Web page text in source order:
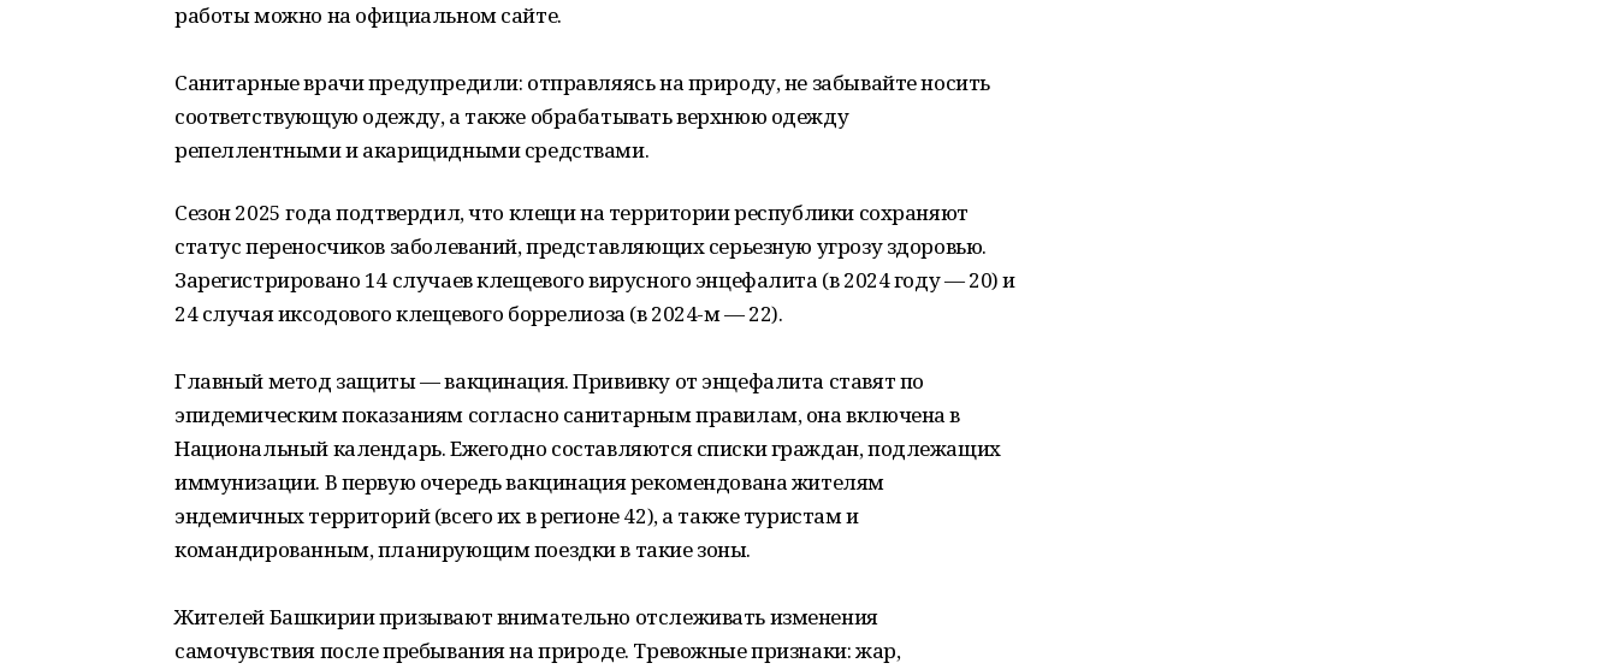
работы можно на официальном сайте.
Санитарные врачи предупредили: отправляясь на природу, не забывайте носить
соответствующую одежду, а также обрабатывать верхнюю одежду
репеллентными и акарицидными средствами.
Сезон 2025 года подтвердил, что клещи на территории республики сохраняют
статус переносчиков заболеваний, представляющих серьезную угрозу здоровью.
Зарегистрировано 14 случаев клещевого вирусного энцефалита (в 2024 году — 20) и
24 случая иксодового клещевого боррелиоза (в 2024-м — 22).
Главный метод защиты — вакцинация. Прививку от энцефалита ставят по
эпидемическим показаниям согласно санитарным правилам, она включена в
Национальный календарь. Ежегодно составляются списки граждан, подлежащих
иммунизации. В первую очередь вакцинация рекомендована жителям
эндемичных территорий (всего их в регионе 42), а также туристам и
командированным, планирующим поездки в такие зоны.
Жителей Башкирии призывают внимательно отслеживать изменения
самочувствия после пребывания на природе. Тревожные признаки: жар,